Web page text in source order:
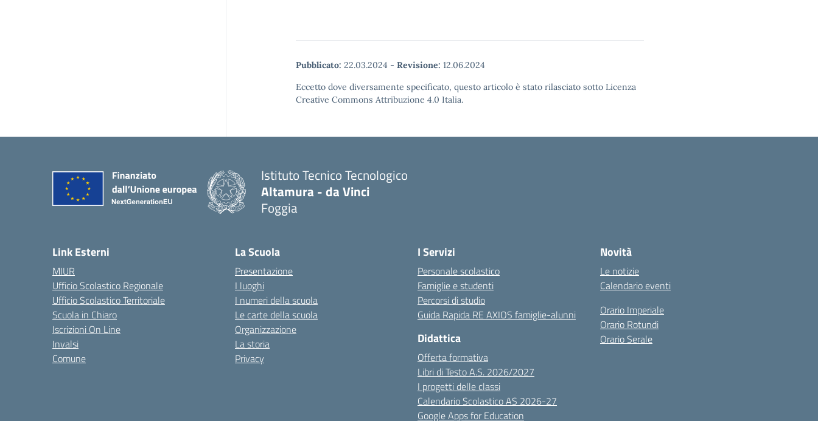
Pubblicato: 22.03.2024 - Revisione: 12.06.2024
Eccetto dove diversamente specificato, questo articolo è stato rilasciato sotto Licenza
Creative Commons Attribuzione 4.0 Italia.
Istituto Tecnico Tecnologico
Altamura - da Vinci
Foggia
Link Esterni
MIUR
Ufficio Scolastico Regionale
Ufficio Scolastico Territoriale
Scuola in Chiaro
Iscrizioni On Line
Invalsi
Comune
La Scuola
Presentazione
I luoghi
I numeri della scuola
Le carte della scuola
Organizzazione
La storia
Privacy
I Servizi
Personale scolastico
Famiglie e studenti
Percorsi di studio
Guida Rapida RE AXIOS famiglie-alunni
Didattica
Offerta formativa
Libri di Testo A.S. 2026/2027
I progetti delle classi
Calendario Scolastico AS 2026-27
Google Apps for Education
Novità
Le notizie
Calendario eventi
Orario Imperiale
Orario Rotundi
Orario Serale